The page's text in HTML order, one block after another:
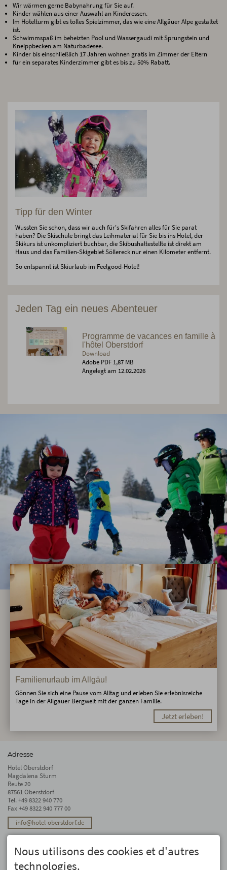
Wir wärmen gerne Babynahrung für Sie auf.
Kinder wählen aus einer Auswahl an Kinderessen.
Im Hotelturm gibt es tolles Spielzimmer, das wie eine Allgäuer Alpe gestaltet
ist.
Schwimmspaß im beheizten Pool und Wassergaudi mit Sprungstein und
Kneippbecken am Naturbadesee.
Kinder bis einschließlich 17 Jahren wohnen gratis im Zimmer der Eltern
für ein separates Kinderzimmer gibt es bis zu 50% Rabatt.
Tipp für den Winter
Wussten Sie schon, dass wir auch für's Skifahren alles für Sie parat
haben? Die Skischule bringt das Leihmaterial für Sie bis ins Hotel, der
Skikurs ist unkompliziert buchbar, die Skibushaltestellte ist direkt am
Haus und das Familien-Skigebiet Söllereck nur einen Kilometer entfernt.
So entspannt ist Skiurlaub im Feelgood-Hotel!
Jeden Tag ein neues Abenteuer
Programme de vacances en famille à
l'hôtel Oberstdorf
Download
Adobe PDF 1,87 MB
Angelegt am 12.02.2026
Familienurlaub im Allgäu!
Gönnen Sie sich eine Pause vom Alltag und erleben Sie erlebnisreiche
Tage in der Allgäuer Bergwelt mit der ganzen Familie.
Jetzt erleben!
Adresse
Hotel Oberstdorf
Magdalena Sturm
Reute 20
87561 Oberstdorf
Tel. +49 8322 940 770
Fax +49 8322 940 777 00
info@hotel-oberstdorf.de
We will not forward your email address. And we don’t like spam, either. We
promise! You can unsubscribe at any time.
Nous utilisons des cookies et d'autres
technologies.